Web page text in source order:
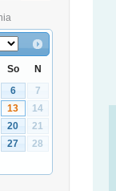
So
N
6
7
13
14
20
21
27
28